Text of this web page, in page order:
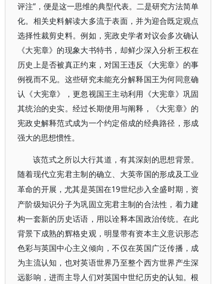
评注”，便是这一思维的典型代表。二是研究方法简单
化。相关史料解读大多流于表面，并为迎合既定观点
选择性裁剪史料。例如，宪政史学者对议会多次确认
《大宪章》的现象大书特书，却鲜少深入分析王权在
历史上是否被真正约束，对国王违反《大宪章》的事
例视而不见。这些研究未能充分解释国王为何同意确
认《大宪章》，更忽视国王主动利用《大宪章》巩固
其统治的史实。经过长期使用与阐释，《大宪章》的
宪政史解释范式成为一个约定俗成的经典路径，形成
强大的思想惯性。
该范式之所以大行其道，有其深刻的思想背景。
随着现代立宪君主制的确立、大英帝国的形成及工业
革命的开展，尤其是英国在19世纪步入全盛时期，资
产阶级知识分子为巩固立宪君主制的合法性，着力建
构一套新的历史话语，用以诠释本国政治传统。在此
背景下成熟的辉格史观，明显带有资本主义意识形态
色彩与英国中心主义倾向，不仅在英国广泛传播，成
为主流认知，也对英语世界乃至整个西方世界产生深
远影响，进而主导人们对英国中世纪历史的认知。根